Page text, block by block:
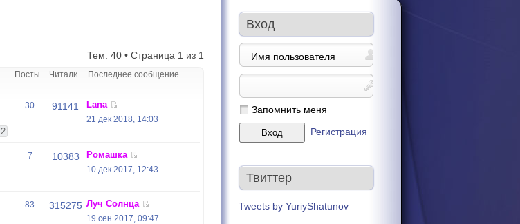
Тем: 40 • Страница 1 из 1
Посты Читали Последнее сообщение
2
30 91141 Lana
21 дек 2018, 14:03
7 10383 Ромашка
10 дек 2017, 12:43
83 315275 Луч Солнца
19 сен 2017, 09:47
Вход
Запомнить меня
Регистрация
Твиттер
Tweets by YuriyShatunov